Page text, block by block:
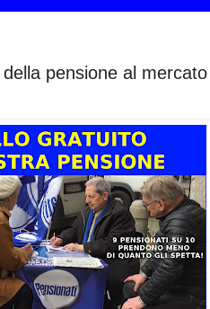
pensione al mercato